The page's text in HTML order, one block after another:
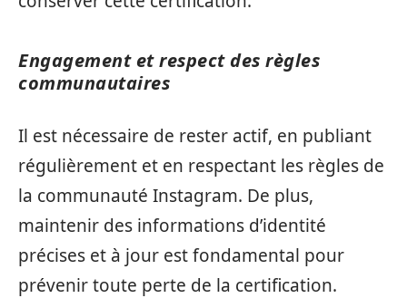
Engagement et respect des règles
communautaires
Il est nécessaire de rester actif, en publiant
régulièrement et en respectant les règles de
la communauté Instagram. De plus,
maintenir des informations d’identité
précises et à jour est fondamental pour
prévenir toute perte de la certification.